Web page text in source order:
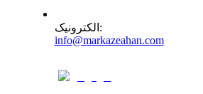
الکترونیک :
info@markazeahan.com